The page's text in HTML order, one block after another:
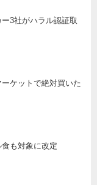
3社がハラル認証取
ーケットで絶対買いた
食も対象に改定